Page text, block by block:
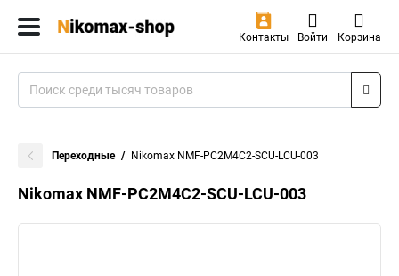
Контакты Войти Корзина
Переходные Nikomax NMF-PC2M4C2-SCU-LCU-003
Nikomax NMF-PC2M4C2-SCU-LCU-003